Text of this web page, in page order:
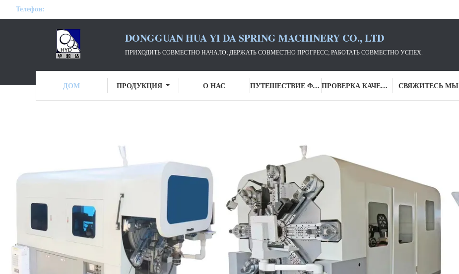
Телефон:
DONGGUAN HUA YI DA SPRING MACHINERY CO., LTD
ПРИХОДИТЬ СОВМЕСТНО НАЧАЛО; ДЕРЖАТЬ СОВМЕСТНО ПРОГРЕСС; РАБОТАТЬ СОВМЕСТНО УСПЕХ.
ДОМ ПРОДУКЦИЯ О НАС ПУТЕШЕСТВИЕ ФАБРИКИ ПРОВЕРКА КАЧЕСТВА СВЯЖИТЕСЬ МЫ